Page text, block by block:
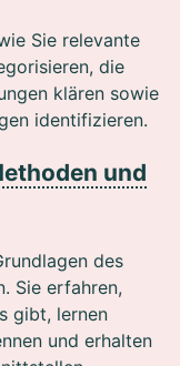
Sie relevante
die
klären sowie
identifizieren.
und
des
Sie erfahren,
gibt, lernen
und erhalten